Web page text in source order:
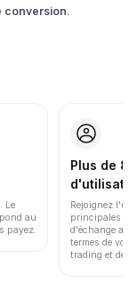
conversion.
Le
au
payez.
Plus de
Rejoignez
principales
d'échange au
termes de
trading et de